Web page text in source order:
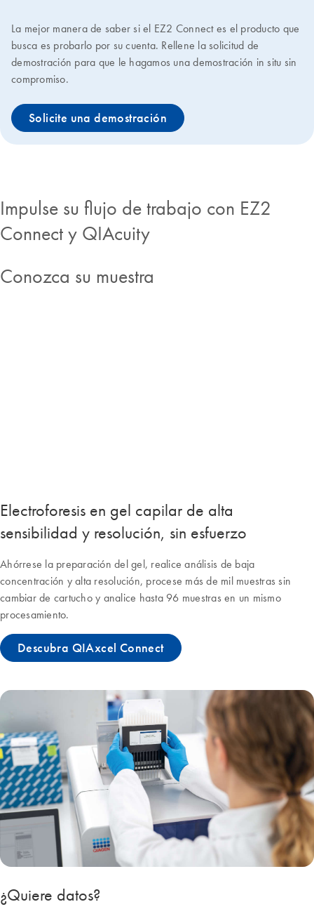
La mejor manera de saber si el EZ2 Connect es el producto que
busca es probarlo por su cuenta. Rellene la solicitud de
demostración para que le hagamos una demostración in situ sin
compromiso.
Solicite una demostración
Impulse su flujo de trabajo con EZ2
Connect y QIAcuity
Conozca su muestra
Electroforesis en gel capilar de alta
sensibilidad y resolución, sin esfuerzo
Ahórrese la preparación del gel, realice análisis de baja
concentración y alta resolución, procese más de mil muestras sin
cambiar de cartucho y analice hasta 96 muestras en un mismo
procesamiento.
Descubra QIAxcel Connect
¿Quiere datos?